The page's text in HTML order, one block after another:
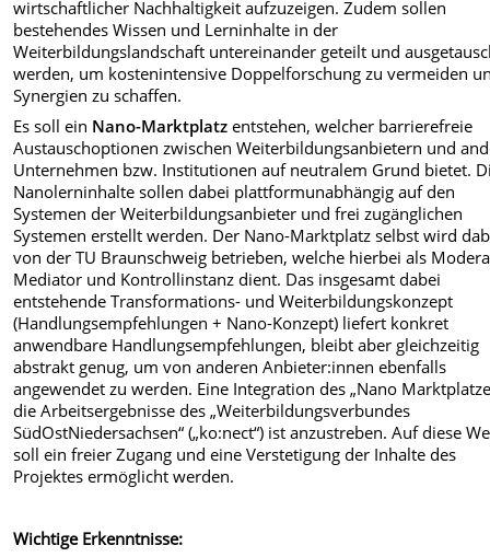
wirtschaftlicher Nachhaltigkeit aufzuzeigen. Zudem sollen
bestehendes Wissen und Lerninhalte in der
Weiterbildungslandschaft untereinander geteilt und
werden, um kostenintensive Doppelforschung zu vermeiden
Synergien zu schaffen.
Es soll ein Nano-Marktplatz entstehen, welcher barrierefreie
Austauschoptionen zwischen Weiterbildungsanbietern und
Unternehmen bzw. Institutionen auf neutralem Grund bietet.
Nanolerninhalte sollen dabei plattformunabhängig auf den
Systemen der Weiterbildungsanbieter und frei zugänglichen
Systemen erstellt werden. Der Nano-Marktplatz selbst wird
von der TU Braunschweig betrieben, welche hierbei als
Mediator und Kontrollinstanz dient. Das insgesamt dabei
entstehende Transformations- und Weiterbildungskonzept
(Handlungsempfehlungen + Nano-Konzept) liefert konkret
anwendbare Handlungsempfehlungen, bleibt aber gleichzeitig
abstrakt genug, um von anderen Anbieter:innen ebenfalls
angewendet zu werden. Eine Integration des „Nano
die Arbeitsergebnisse des „Weiterbildungsverbundes
SüdOstNiedersachsen“ („ko:nect“) ist anzustreben. Auf diese
soll ein freier Zugang und eine Verstetigung der Inhalte des
Projektes ermöglicht werden.
Wichtige Erkenntnisse: